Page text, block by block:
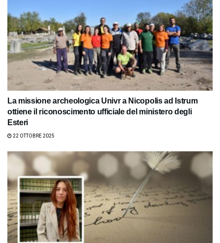
La missione archeologica Univr a Nicopolis ad Istrum
ottiene il riconoscimento ufficiale del ministero degli
Esteri
22 OTTOBRE 2025